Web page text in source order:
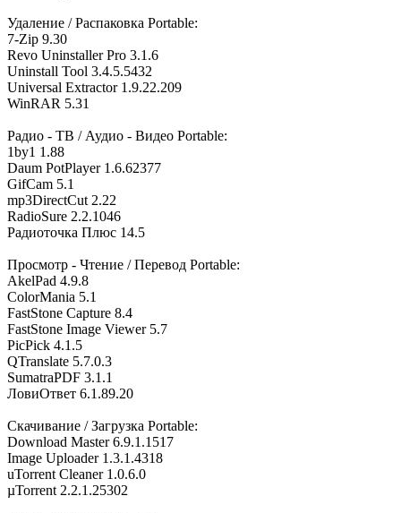
Удаление / Распаковка Portable:
7-Zip 9.30
Revo Uninstaller Pro 3.1.6
Uninstall Tool 3.4.5.5432
Universal Extractor 1.9.22.209
WinRAR 5.31
Радио - ТВ / Аудио - Видео Portable:
1by1 1.88
Daum PotPlayer 1.6.62377
GifCam 5.1
mp3DirectCut 2.22
RadioSure 2.2.1046
Радиоточка Плюс 14.5
Просмотр - Чтение / Перевод Portable:
AkelPad 4.9.8
ColorMania 5.1
FastStone Capture 8.4
FastStone Image Viewer 5.7
PicPick 4.1.5
QTranslate 5.7.0.3
SumatraPDF 3.1.1
ЛовиОтвет 6.1.89.20
Скачивание / Загрузка Portable:
Download Master 6.9.1.1517
Image Uploader 1.3.1.4318
uTorrent Cleaner 1.0.6.0
µTorrent 2.2.1.25302